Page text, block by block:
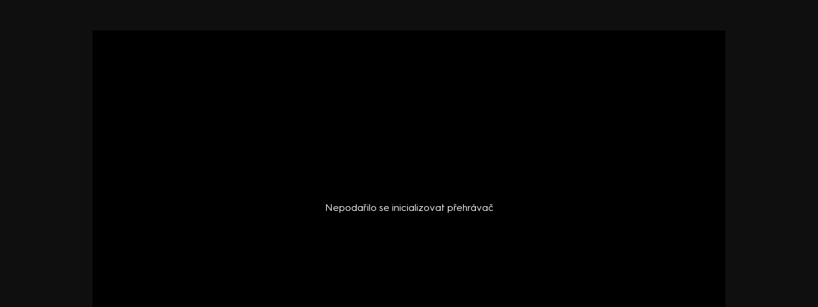
Nepodařilo se inicializovat přehrávač